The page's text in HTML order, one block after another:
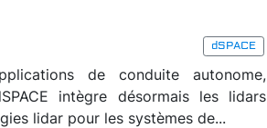
dSPACE
de conduite autonome,
intègre désormais les lidars
lidar pour les systèmes de...